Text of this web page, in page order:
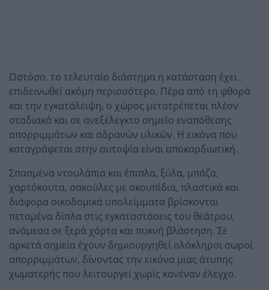
Ωστόσο, το τελευταίο διάστημα η κατάσταση έχει
επιδεινωθεί ακόμη περισσότερο. Πέρα από τη φθορά
και την εγκατάλειψη, ο χώρος μετατρέπεται πλέον
σταδιακά και σε ανεξέλεγκτο σημείο εναπόθεσης
απορριμμάτων και αδρανών υλικών. Η εικόνα που
καταγράφεται στην αυτοψία είναι αποκαρδιωτική.
Σπασμένα ντουλάπια και έπιπλα, ξύλα, μπάζα,
χαρτόκουτα, σακούλες με σκουπίδια, πλαστικά και
διάφορα οικοδομικά υπολείμματα βρίσκονται
πεταμένα δίπλα στις εγκαταστάσεις του θεάτρου,
ανάμεσα σε ξερά χόρτα και πυκνή βλάστηση. Σε
αρκετά σημεία έχουν δημιουργηθεί ολόκληροι σωροί
απορριμμάτων, δίνοντας την εικόνα μιας άτυπης
χωματερής που λειτουργεί χωρίς κανέναν έλεγχο.